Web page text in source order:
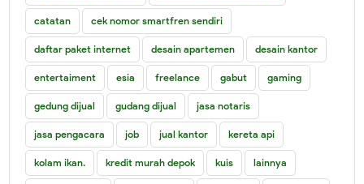
catatan cek nomor smartfren sendiri
daftar paket internet desain apartemen desain kantor
entertaiment esia freelance gabut gaming
gedung dijual gudang dijual jasa notaris
jasa pengacara job jual kantor kereta api
kolam ikan. kredit murah depok kuis lainnya